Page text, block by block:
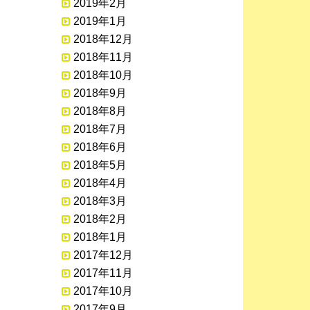
2019年2月
2019年1月
2018年12月
2018年11月
2018年10月
2018年9月
2018年8月
2018年7月
2018年6月
2018年5月
2018年4月
2018年3月
2018年2月
2018年1月
2017年12月
2017年11月
2017年10月